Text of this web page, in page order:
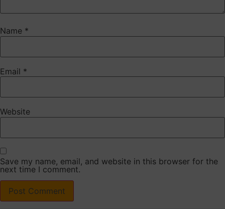
Name *
Email *
Website
Save my name, email, and website in this browser for the
next time I comment.